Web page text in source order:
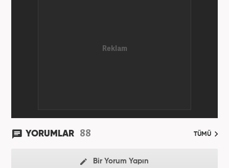
YORUMLAR 88 TÜMÜ
Bir Yorum Yapın